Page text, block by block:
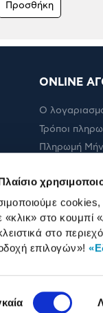
«κλικ» στο κουμπί
στο
επιλογών»!
Προσθήκη
ONLINE
Ο
Τρόποι
Πληρωμή
Επιστροφές